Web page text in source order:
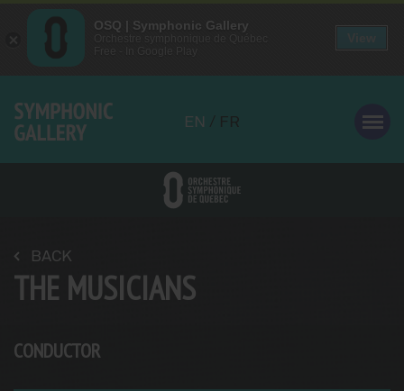
au
contenu
principal
EN / FR
BACK
THE MUSICIANS
CONDUCTOR
OSQ | Symphonic Gallery
OSQ | Symphonic Gallery